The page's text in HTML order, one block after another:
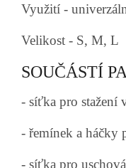
Využití -
Velikost - S, M, L
SOUČÁSTÍ
- síťka pro stažení
- řemínek a háčky
- síťka pro